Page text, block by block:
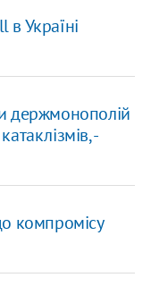
в Україні
держмонополій
-
компромісу